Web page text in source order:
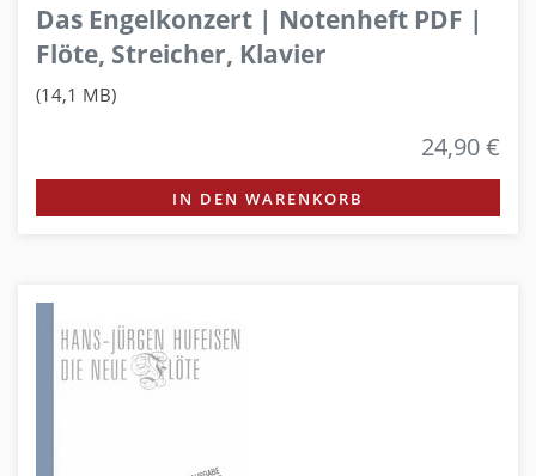
Das Engelkonzert | Notenheft PDF |
Flöte, Streicher, Klavier
(14,1 MB)
24,90 €
IN DEN WARENKORB